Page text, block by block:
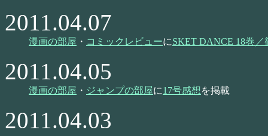
2011.04.07
漫画の部屋 ・ コミックレビューにSKET DANCE 18巻／
2011.04.05
漫画の部屋 ・ ジャンプの部屋に17号感想を掲載
2011.04.03